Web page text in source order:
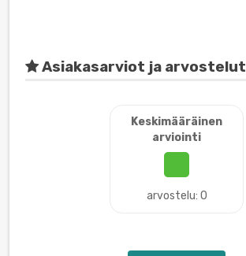
Asiakasarviot ja arvostelut
Keskimääräinen
arviointi
arvostelu: 0